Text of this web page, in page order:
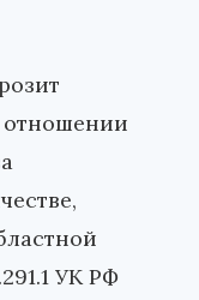
отношении
УК РФ